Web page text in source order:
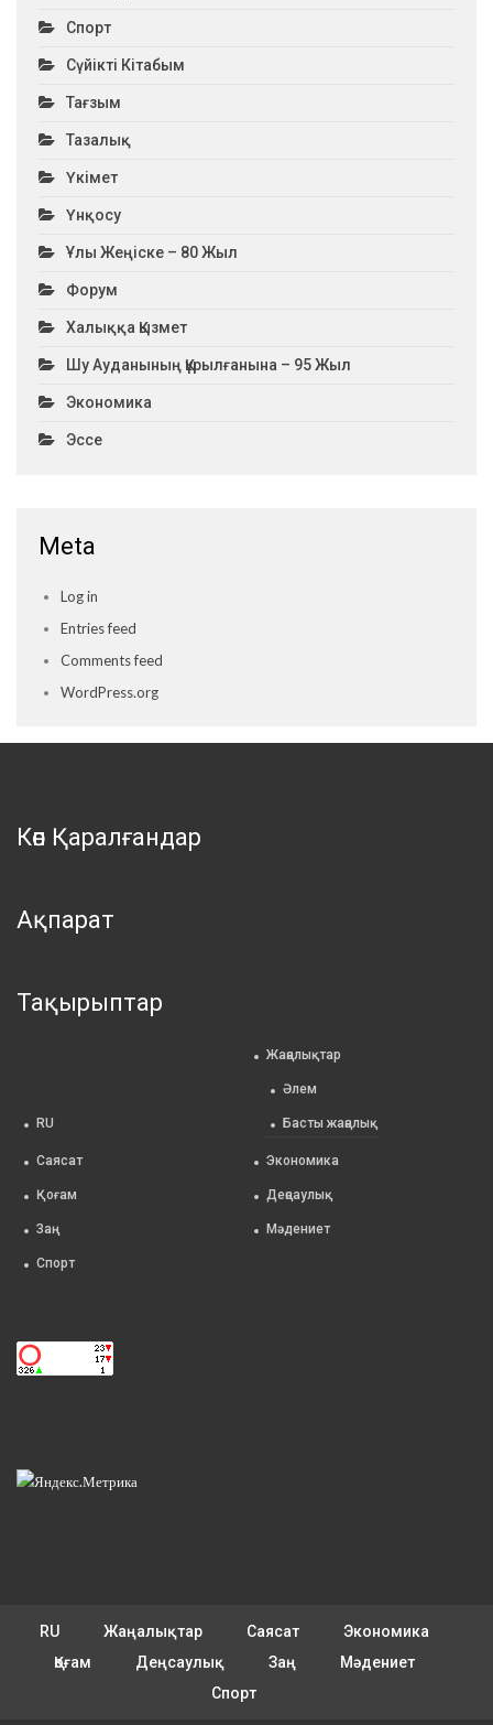
Спорт
Сүйікті Кітабым
Тағзым
Тазалық
Үкімет
Үнқосу
Ұлы Жеңіске – 80 Жыл
Форум
Халыққа Қызмет
Шу Ауданының Құрылғанына – 95 Жыл
Экономика
Эссе
Meta
Log in
Entries feed
Comments feed
WordPress.org
Көп Қаралғандар
Ақпарат
Тақырыптар
RU
Жаңалықтар
Әлем
Басты жаңалық
Саясат Экономика
Қоғам Деңсаулық
Заң Мәдениет
Спорт
RU Жаңалықтар Саясат
Экономика
Қоғам
Деңсаулық Заң
Мәдениет
Спорт